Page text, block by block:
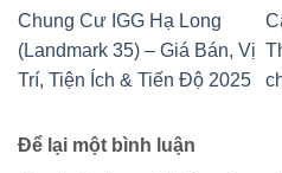
Chung Cư IGG Hạ Long
(Landmark 35) – Giá Bán, Vị
Trí, Tiện Ích & Tiến Độ 2025
Để lại một bình luận